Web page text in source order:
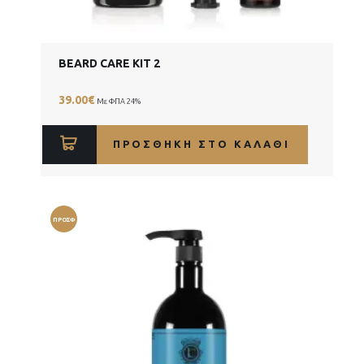
BEARD CARE KIT 2
39.00€ Με ΦΠΑ 24%
ΠΡΟΣΘΉΚΗ ΣΤΟ ΚΑΛΆΘΙ
ΠΡΟΣΦ